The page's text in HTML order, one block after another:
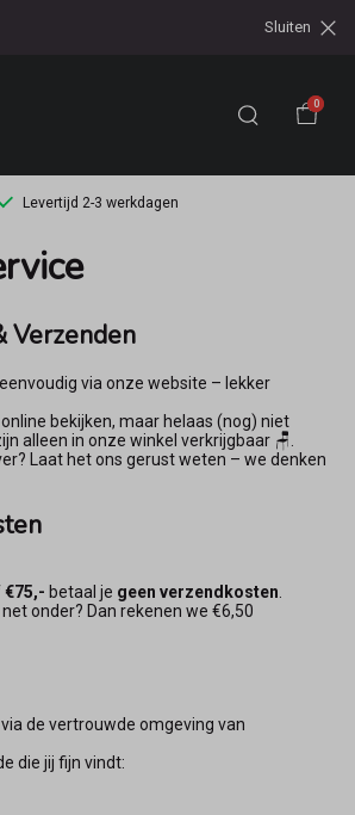
Sluiten
0
Levertijd 2-3 werkdagen
Verzenden
via onze website – lekker
bekijken, maar helaas (nog) niet
alleen in onze winkel verkrijgbaar 🪑.
Laat het ons gerust weten – we denken
€75,- betaal je geen verzendkosten
onder? Dan rekenen we €6,50
de vertrouwde omgeving van
die jij fijn vindt: